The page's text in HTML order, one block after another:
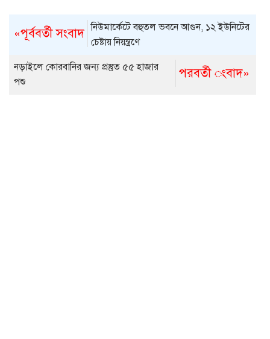
«পূর্ববর্তী সংবাদ নিউমার্কেটে বহুতল ভবনে আগুন, ১২ ইউনিটের
চেষ্টায় নিয়ন্ত্রণে
পরবর্তী ংবাদ»
নড়াইলে কোরবানির জন্য প্রস্তুত ৫৫ হাজার
পশু